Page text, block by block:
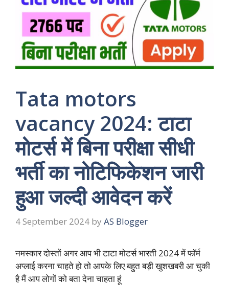
Tata motors
vacancy 2024: टाटा
मोटर्स में बिना परीक्षा सीधी
भर्ती का नोटिफिकेशन जारी
हुआ जल्दी आवेदन करें
4 September 2024 by AS Blogger
नमस्कार दोस्तों अगर आप भी टाटा मोटर्स भारती 2024 में फॉर्म
अप्लाई करना चाहते हो तो आपके लिए बहुत बड़ी खुशखबरी आ चुकी
है मैं आप लोगों को बता देना चाहता हूं